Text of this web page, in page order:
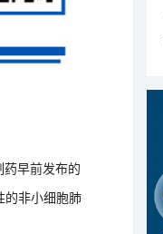
早前发布的
的非小细胞肺